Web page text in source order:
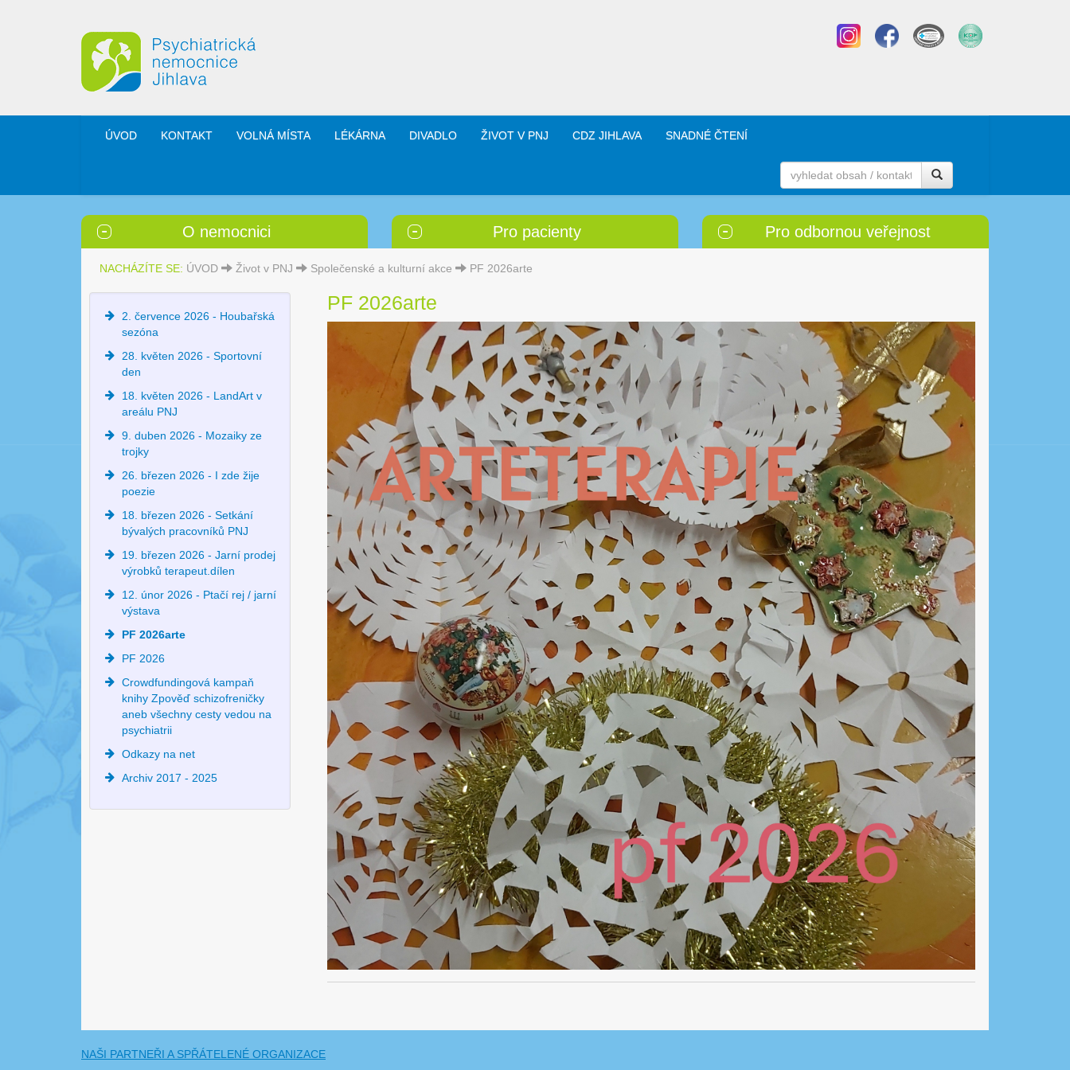
ÚVOD KONTAKT VOLNÁ MÍSTA LÉKÁRNA DIVADLO ŽIVOT V PNJ CDZ JIHLAVA SNADNÉ ČTENÍ
O nemocnici Pro pacienty Pro odbornou veřejnost
NACHÁZÍTE SE: ÚVOD Život v PNJ Společenské a kulturní akce PF 2026arte
2. července 2026 - Houbařská
sezóna
28. květen 2026 - Sportovní
den
18. květen 2026 - LandArt v
areálu PNJ
9. duben 2026 - Mozaiky ze
trojky
26. březen 2026 - I zde žije
poezie
18. březen 2026 - Setkání
bývalých pracovníků PNJ
19. březen 2026 - Jarní prodej
výrobků terapeut.dílen
12. únor 2026 - Ptačí rej / jarní
výstava
PF 2026arte
PF 2026
Crowdfundingová kampaň
knihy Zpověď schizofreničky
aneb všechny cesty vedou na
psychiatrii
Odkazy na net
Archiv 2017 - 2025
PF 2026arte
NAŠI PARTNEŘI A SPŘÁTELENÉ ORGANIZACE